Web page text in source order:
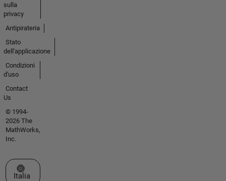
sulla
privacy
Antipirateria
Stato
dell'applicazione
Condizioni
d'uso
Contact
Us
© 1994-
2026 The
MathWorks,
Inc.
Seleziona un sito web
Italia